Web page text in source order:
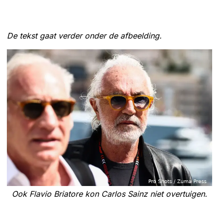
De tekst gaat verder onder de afbeelding.
Ook Flavio Briatore kon Carlos Sainz niet overtuigen.